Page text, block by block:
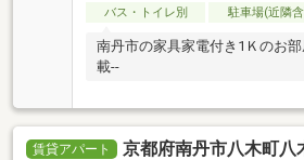
バス・トイレ別
駐車場(近隣
南丹市の家具家電付き1Ｋのお
載--
賃貸アパート
京都府南丹市八木町八